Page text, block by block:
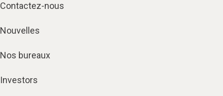
Contactez-nous
Nouvelles
Nos bureaux
Investors